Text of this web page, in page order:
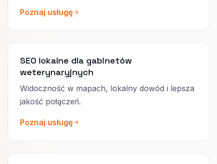
Poznaj usługę
SEO lokalne dla gabinetów
weterynaryjnych
Widoczność w mapach, lokalny dowód i lepsza
jakość połączeń.
Poznaj usługę